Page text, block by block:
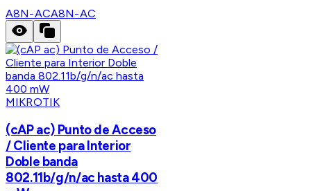
A8N-ACA8N-AC
MIKROTIK
(cAP ac) Punto de Acceso
/ Cliente para Interior
Doble banda
802.11b/g/n/ac hasta 400